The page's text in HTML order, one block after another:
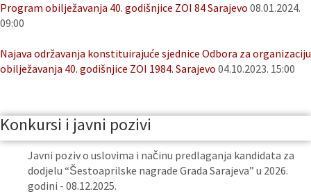
Program obilježavanja 40. godišnjice ZOI 84 Sarajevo 08.01.2024.
09:00
Najava održavanja konstituirajuće sjednice Odbora za organizaciju
obilježavanja 40. godišnjice ZOI 1984. Sarajevo 04.10.2023. 15:00
Konkursi i javni pozivi
Javni poziv o uslovima i načinu predlaganja kandidata za
dodjelu “Šestoaprilske nagrade Grada Sarajeva” u 2026.
godini - 08.12.2025.